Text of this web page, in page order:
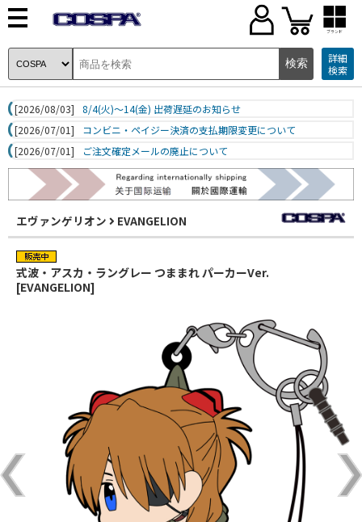
ブランド
詳細
検索
[2026/08/03]
8/4(火)～14(金) 出荷遅延のお知らせ
[2026/07/01]
コンビニ・ペイジー決済の支払期限変更について
[2026/07/01]
ご注文確定メールの廃止について
エヴァンゲリオン EVANGELION
式波・アスカ・ラングレー つままれ パーカーVer.
[EVANGELION]